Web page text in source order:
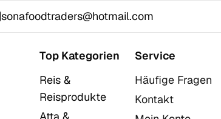
sonafoodtraders@hotmail.com
Top Kategorien
Reis &
Reisprodukte
Atta &
Service
Häufige Fragen
Kontakt